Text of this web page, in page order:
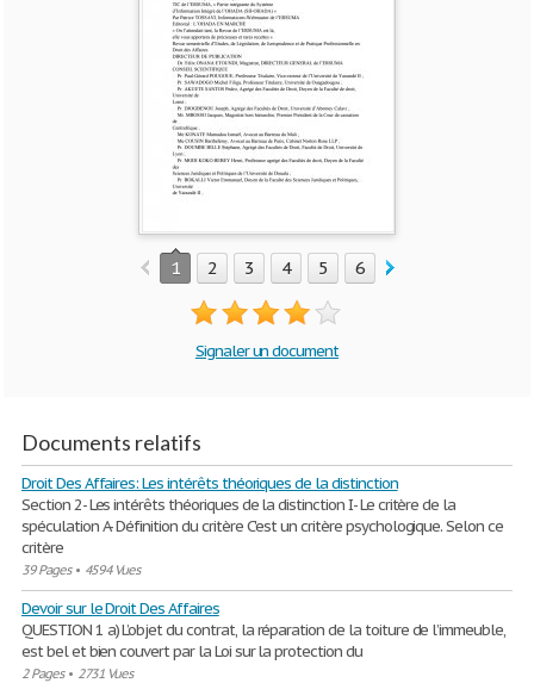
1 2 3 4 5 6 7
Signaler un document
Documents relatifs
Droit Des Affaires: Les intérêts théoriques de la distinction
Section 2- Les intérêts théoriques de la distinction I- Le critère de la
spéculation A- Définition du critère C'est un critère psychologique. Selon ce
critère
39 Pages• 4594 Vues
Devoir sur le Droit Des Affaires
QUESTION 1 a) L’objet du contrat, la réparation de la toiture de l’immeuble,
est bel et bien couvert par la Loi sur la protection du
2 Pages• 2731 Vues